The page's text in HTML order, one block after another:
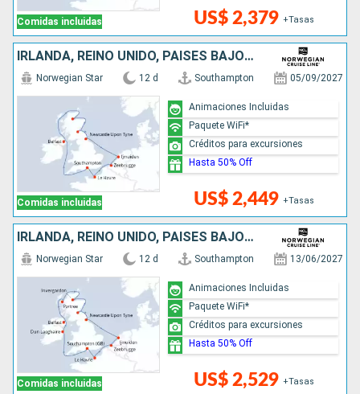
Comidas incluidas US$ 2,379 +Tasas
IRLANDA, REINO UNIDO, PAISES BAJOS, BÉLGICA, FRANCIA
Comidas incluidas
Norwegian Star 12 d Southampton 05/09/2027
US$ 2,449 +Tasas
Animaciones Incluidas
Paquete WiFi*
Créditos para excursiones
Hasta 50% Off
IRLANDA, REINO UNIDO, PAISES BAJOS, BÉLGICA, FRANCIA
Comidas incluidas
Norwegian Star 12 d Southampton 13/06/2027
US$ 2,529 +Tasas
Animaciones Incluidas
Paquete WiFi*
Créditos para excursiones
Hasta 50% Off